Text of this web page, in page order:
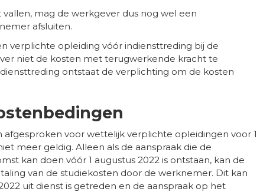
mag de werkgever dus nog wel een
afsluiten.
verplichte opleiding vóór indiensttreding bij de
niet de kosten met terugwerkende kracht te
ontstaat de verplichting om de kosten
voor wettelijk verplichte opleidingen voor 1
meer geldig. Alleen als de aanspraak die de
kan doen vóór 1 augustus 2022 is ontstaan, kan de
van de studiekosten door de werknemer. Dit kan
uit dienst is getreden en de aanspraak op het